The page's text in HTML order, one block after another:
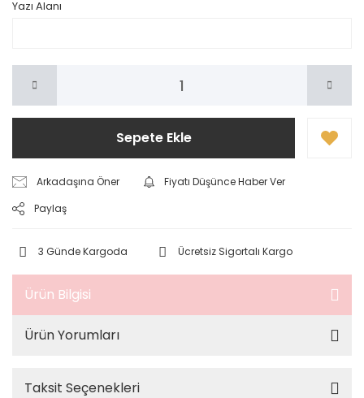
Yazı Alanı
Sepete Ekle
Arkadaşına Öner
Fiyatı Düşünce Haber Ver
Paylaş
3 Günde Kargoda Ücretsiz Sigortalı Kargo
Ürün Bilgisi
Ürün Yorumları
Taksit Seçenekleri